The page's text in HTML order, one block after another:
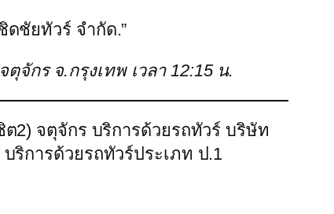
ดชัยทัวร์ จำกัด.”
กร จ.กรุงเทพ เวลา 12:15 น.
2) จตุจักร บริการด้วยรถทัวร์ บริษัท
ริการด้วยรถทัวร์ประเภท ป.1